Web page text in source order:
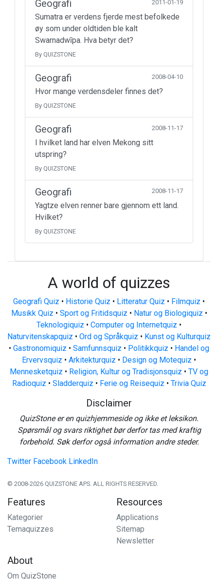
Geografi 2011-01-19
Sumatra er verdens fjerde mest befolkede
øy som under oldtiden ble kalt
Swarnadwīpa. Hva betyr det?
By QUIZSTONE
Geografi 2008-04-10
Hvor mange verdensdeler finnes det?
By QUIZSTONE
Geografi 2008-11-17
I hvilket land har elven Mekong sitt
utspring?
By QUIZSTONE
Geografi 2008-11-17
Yagtze elven renner bare gjennom ett land.
Hvilket?
By QUIZSTONE
A world of quizzes
Geografi Quiz • Historie Quiz • Litteratur Quiz • Filmquiz •
Musikk Quiz • Sport og Fritidsquiz • Natur og Biologiquiz •
Teknologiquiz • Computer og Internetquiz •
Naturvitenskapquiz • Ord og Språkquiz • Kunst og Kulturquiz
• Gastronomiquiz • Samfunnsquiz • Politikkquiz • Handel og
Ervervsquiz • Arkitekturquiz • Design og Motequiz •
Mennesketquiz • Religion, Kultur og Tradisjonsquiz • TV og
Radioquiz • Sladderquiz • Ferie og Reisequiz • Trivia Quiz
Disclaimer
QuizStone er en quizhjemmeside og ikke et leksikon.
Spørsmål og svars riktighet bør derfor tas med kraftig
forbehold. Søk derfor også information andre steder.
Twitter Facebook LinkedIn
© 2008-2026 QUIZSTONE APS. ALL RIGHTS RESERVED.
Features
Kategorier
Temaquizzes
Resources
Applications
Sitemap
Newsletter
About
Om QuizStone